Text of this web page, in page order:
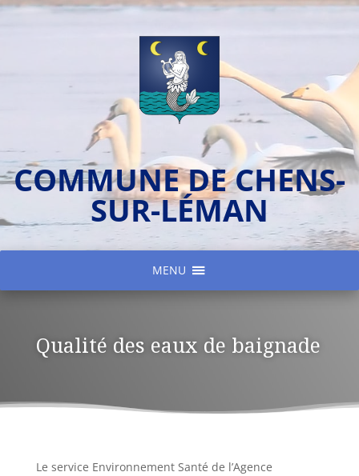
COMMUNE DE CHENS-
SUR-LÉMAN
MENU
Qualité des eaux de baignade
Le service Environnement Santé de l’Agence